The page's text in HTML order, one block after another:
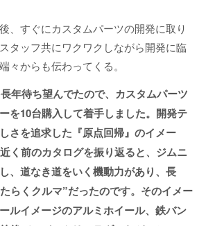
、すぐにカスタムパーツの開発に取り
タッフ共にワクワクしながら開発に臨
々からも伝わってくる。
年待ち望んでたので、カスタムパーツ
を10台購入して着手しました。開発テ
さを追求した『原点回帰』のイメー
く前のカタログを振り返ると、ジムニ
、道なき道をいく機動力があり、長
らくクルマ”だったのです。そのイメー
ルイメージのアルミホイール、鉄バン